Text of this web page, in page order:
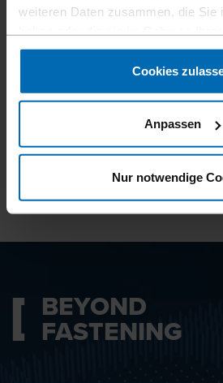
weiteren Daten zusammen, die Sie
gesammelt haben.
Cookies
Anpassen
Nur notwendige
BEYOND
FASTENING